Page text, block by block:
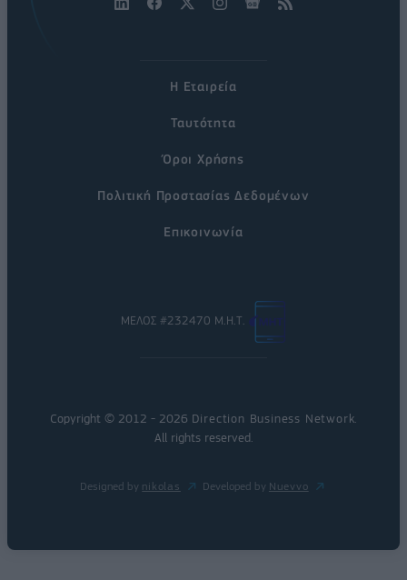
Η Εταιρεία
Ταυτότητα
Όροι Χρήσης
Πολιτική Προστασίας Δεδομένων
Επικοινωνία
ΜΕΛΟΣ #232470 Μ.Η.Τ.
Copyright © 2012 - 2026 Direction Business Network
All rights reserved.
Designed by nikolas Developed by Nuevvo